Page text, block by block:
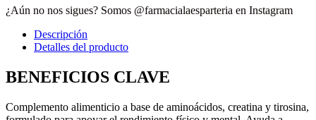
¿Aún no nos sigues? Somos @farmacialaesparteria en Instagram
Descripción
Detalles del producto
BENEFICIOS CLAVE
Complemento alimenticio a base de aminoácidos, creatina y tirosina,